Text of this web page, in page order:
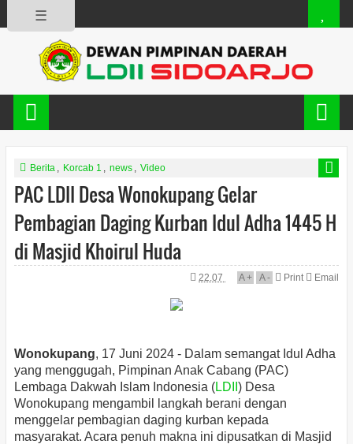
☰
Berita , Korcab 1 , news , Video
PAC LDII Desa Wonokupang Gelar
Pembagian Daging Kurban Idul Adha 1445 H
di Masjid Khoirul Huda
22.07 A+ A- Print Email
Wonokupang, 17 Juni 2024 - Dalam semangat Idul Adha
yang menggugah, Pimpinan Anak Cabang (PAC)
Lembaga Dakwah Islam Indonesia (LDII ) Desa
Wonokupang mengambil langkah berani dengan
menggelar pembagian daging kurban kepada
masyarakat. Acara penuh makna ini dipusatkan di Masjid